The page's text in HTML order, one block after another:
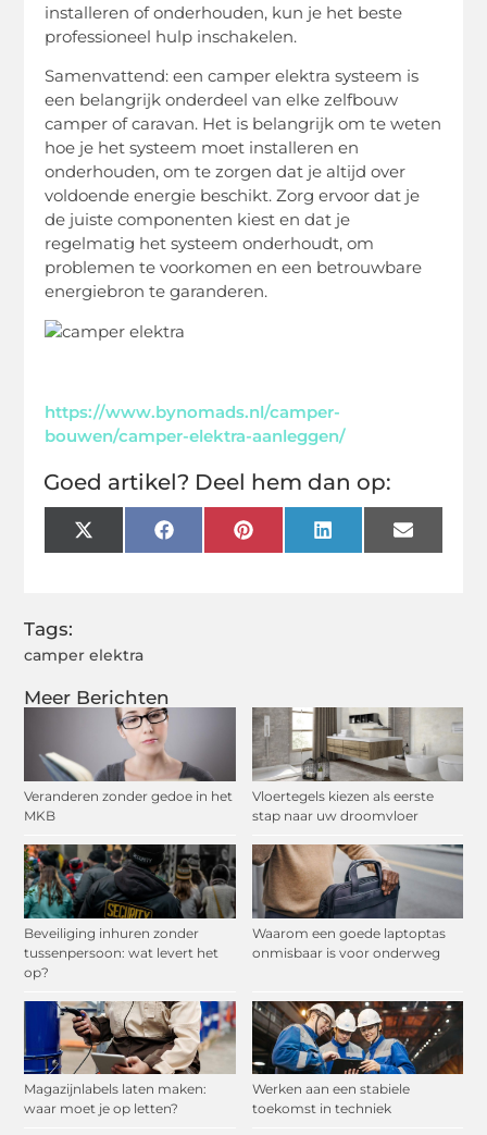
Meer Berichten
Veranderen zonder gedoe in het
MKB
Vloertegels kiezen als eerste
stap naar uw droomvloer
Beveiliging inhuren zonder
tussenpersoon: wat levert het
op?
Waarom een goede laptoptas
onmisbaar is voor onderweg
Magazijnlabels laten maken:
waar moet je op letten?
Werken aan een stabiele
toekomst in techniek
installeren of onderhouden, kun je het beste
professioneel hulp inschakelen.
Samenvattend: een camper elektra systeem is
een belangrijk onderdeel van elke zelfbouw
camper of caravan. Het is belangrijk om te weten
hoe je het systeem moet installeren en
onderhouden, om te zorgen dat je altijd over
voldoende energie beschikt. Zorg ervoor dat je
de juiste componenten kiest en dat je
regelmatig het systeem onderhoudt, om
problemen te voorkomen en een betrouwbare
energiebron te garanderen.
https://www.bynomads.nl/camper-
bouwen/camper-elektra-aanleggen/
Goed artikel? Deel hem dan op:
X
(Twitter)
FacebookPinterestLinkedInEmail
Tags:
camper elektra